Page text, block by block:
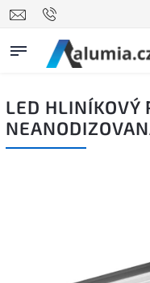
LED HLINÍKOVÝ